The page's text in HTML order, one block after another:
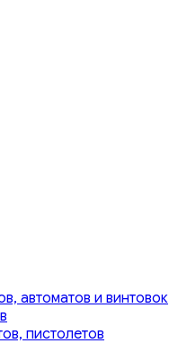
автоматов и винтовок
пистолетов